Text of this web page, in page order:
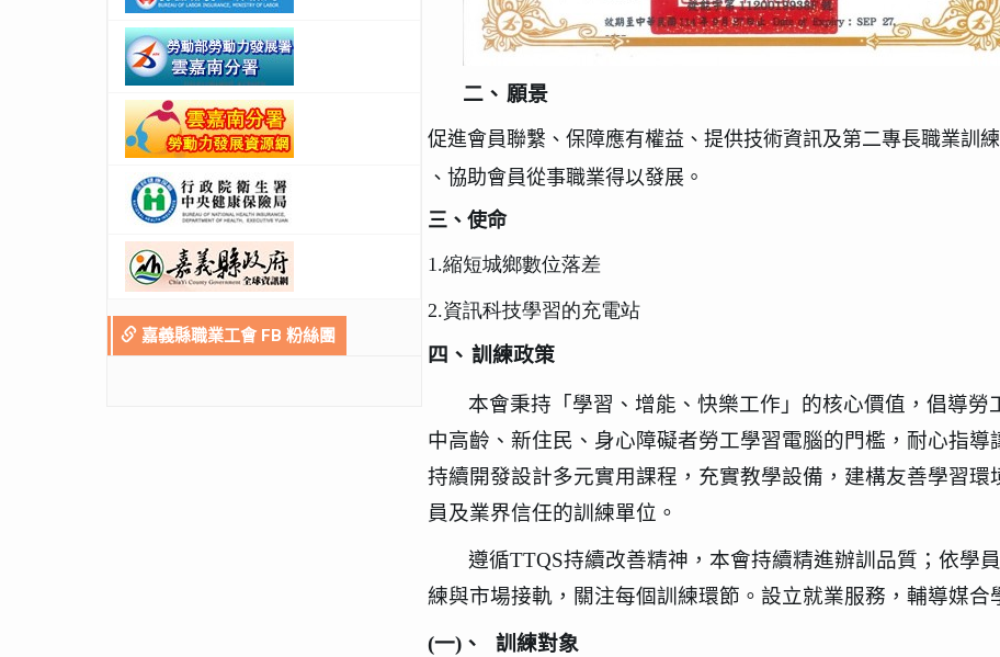
嘉義縣職業工會 FB 粉絲團
二、 願景
促進會員聯繫、保障應有權益、提供技術資訊及第二專長職業訓
、協助會員從事職業得以發展。
三、使命
1.縮短城鄉數位落差
2.資訊科技學習的充電站
四、 訓練政策
本會秉持「學習、增能、快樂工作」的核心價值，倡導
中高齡、新住民、身心障礙者勞工學習電腦的門檻，耐心指
持續開發設計多元實用課程，充實教學設備，建構友善學習
員及業界信任的訓練單位。
遵循TTQS持續改善精神，本會持續精進辦訓品質；依學
練與市場接軌，關注每個訓練環節。設立就業服務，輔導媒合
(一)、 訓練對象